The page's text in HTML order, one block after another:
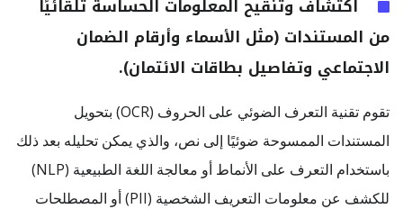
اكتشاف وتنقيح المعلومات الحساسة تلقائيًا
من المستندات (مثل الأسماء وأرقام الضمان
الاجتماعي وتفاصيل بطاقات الائتمان).
تقوم تقنية التعرف الضوئي على الحروف (OCR) بتحويل
المستندات الممسوحة ضوئيًا إلى نص، والذي يمكن تحليله بعد ذلك
باستخدام التعرف على الأنماط أو معالجة اللغة الطبيعية (NLP)
للكشف عن معلومات التعريف الشخصية (PII) أو المصطلحات